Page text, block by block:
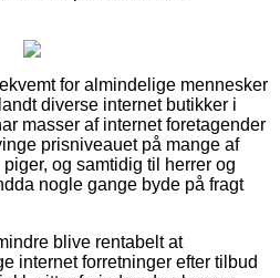
for almindelige mennesker
diverse internet butikker i
masser af internet foretagender
prisniveauet på mange af
og samtidig til herrer og
nogle gange byde på fragt
blive rentabelt at
internet forretninger efter tilbud